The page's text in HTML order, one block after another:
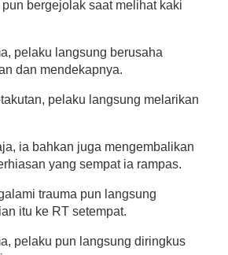
bergejolak saat melihat kaki
pelaku langsung berusaha
dan mendekapnya.
pelaku langsung melarikan
ia bahkan juga mengembalikan
yang sempat ia rampas.
trauma pun langsung
itu ke RT setempat.
pelaku pun langsung diringkus